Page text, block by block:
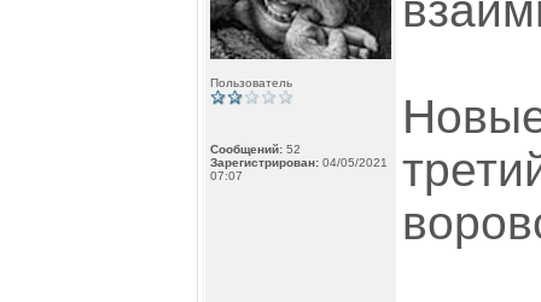
Пользователь
Сообщений: 52
Зарегистрирован: 04/05/2021
07:07